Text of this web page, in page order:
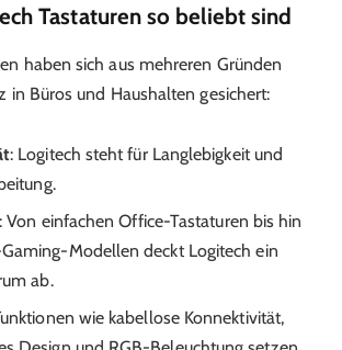
Tastaturen so beliebt sind
haben sich aus mehreren Gründen
in Büros und Haushalten gesichert:
: Logitech steht für Langlebigkeit und
: Von einfachen Office-Tastaturen bis hin
Modellen deckt Logitech ein
ab.
wie kabellose Konnektivität,